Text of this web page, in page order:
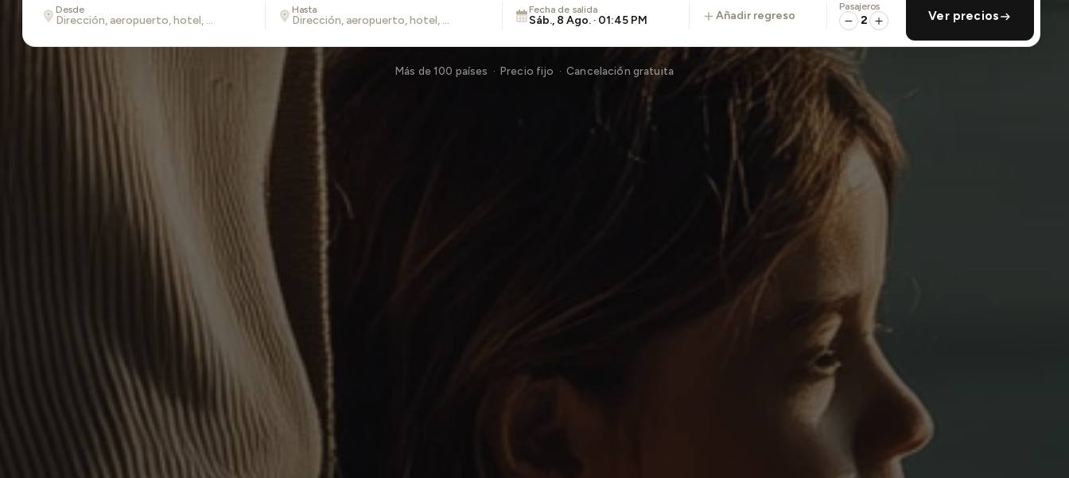
Desde Hasta Fecha de salida
Sáb., 8 Ago. · 01:45 PM añadir regreso
Pasajeros
2 Ver precios
Más de 100 países · Precio fijo · Cancelación gratuita